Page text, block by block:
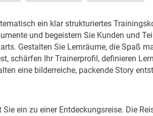
ein klar strukturiertes
und begeistern Sie Kunden und
Gestalten Sie Lernräume, die Spaß
schärfen Ihr Trainerprofil, definieren
eine bilderreiche, packende Story
ein zu einer Entdeckungsreise. Die